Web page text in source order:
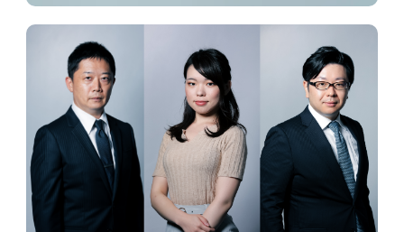
E-VALUE’s Mission・Vision
イーバリューの
考え方